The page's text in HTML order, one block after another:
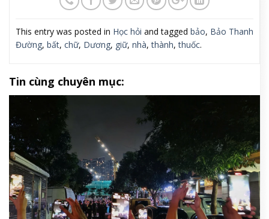
This entry was posted in Học hỏi and tagged bảo, Bảo Thanh
Đường, bất, chữ, Dương, giữ, nhà,thành,thuốc.
Tin cùng chuyên mục: